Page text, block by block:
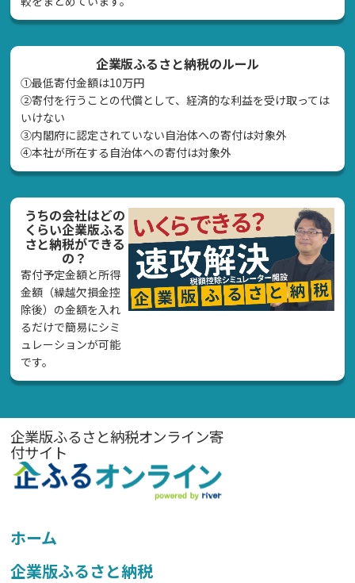
企業版ふるさと納税のルール
①最低寄付金額は10万円
②寄付を行うことの代償として、経済的な利益を受け取っては
いけない
➂内閣府に認定されていない自治体への寄付は対象外
④本社が所在する自治体への寄付は対象外
うちの会社はどの
くらい企業版ふる
さと納税ができる
の？
寄付予定金額と所得
金額（繰越欠損金控
除後）の金額を入れ
るだけで簡易にシミ
ュレーションが可能
です。
企業版ふるさと納税オンライン寄
付サイト
ホーム
企業版ふるさと納税